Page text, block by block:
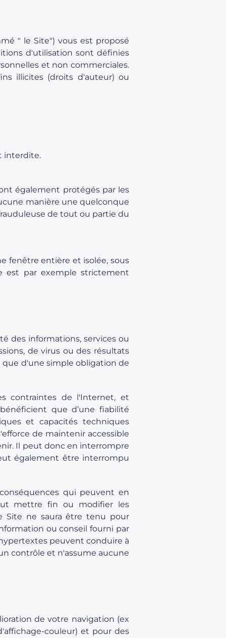
" le Site") vous est proposé
d'utilisation sont définies
et non commerciales.
illicites (droits d'auteur) ou
interdite.
également protégés par les
manière une quelconque
de tout ou partie du
fenêtre entière et isolée, sous
est par exemple strictement
des informations, services ou
de virus ou des résultats
d'une simple obligation de
contraintes de l'Internet, et
que d’une fiabilité
et capacités techniques
de maintenir accessible
Il peut donc en interrompre
également être interrompu
qui peuvent en
mettre fin ou modifier les
Site ne saura être tenu pour
ou conseil fourni par
peuvent conduire à
contrôle et n'assume aucune
de votre navigation (ex
couleur) et pour des